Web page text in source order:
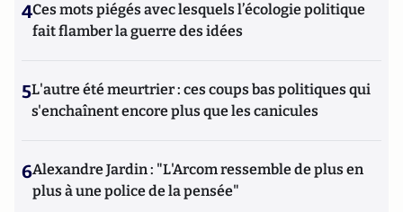
4Ces mots piégés avec lesquels l’écologie politique
fait flamber la guerre des idées
5L'autre été meurtrier : ces coups bas politiques qui
s'enchaînent encore plus que les canicules
6Alexandre Jardin : "L'Arcom ressemble de plus en
plus à une police de la pensée"